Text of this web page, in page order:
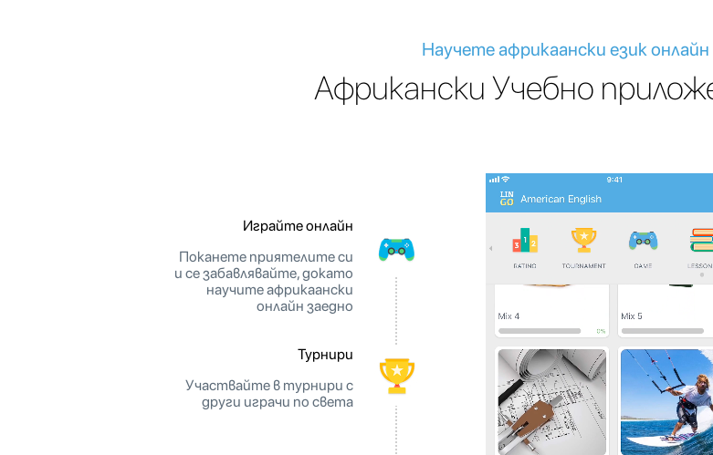
Научете африкаански език онлайн
Африкански Учебно
Играйте онлайн
Поканете приятелите си
и се забавлявайте, докато
научите африкаански
онлайн заедно
Турнири
Участвайте в турнири с
други играчи по света